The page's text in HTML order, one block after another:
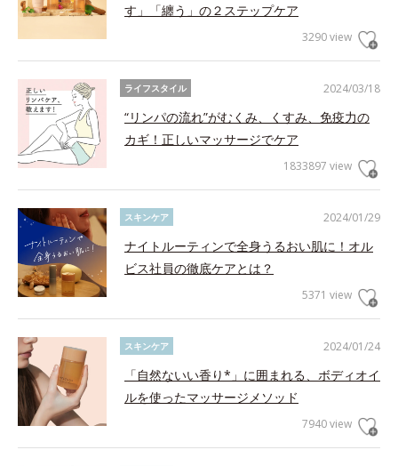
す」「纏う」の２ステップケア
3290 view
2024/03/18
ライフスタイル
“リンパの流れ”がむくみ、くすみ、免疫力の
カギ！正しいマッサージでケア
1833897 view
2024/01/29
スキンケア
ナイトルーティンで全身うるおい肌に！オル
ビス社員の徹底ケアとは？
5371 view
2024/01/24
スキンケア
「自然ないい香り*」に囲まれる、ボディオイ
ルを使ったマッサージメソッド
7940 view